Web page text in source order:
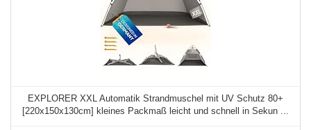
EXPLORER XXL Automatik Strandmuschel mit UV Schutz 80+
[220x150x130cm] kleines Packmaß leicht und schnell in Sekun ...